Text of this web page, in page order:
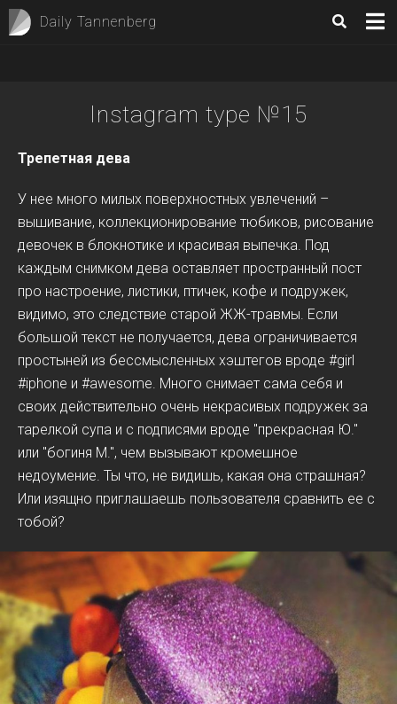
Daily Tannenberg
Instagram type №15
Трепетная дева
У нее много милых поверхностных увлечений –
вышивание, коллекционирование тюбиков, рисование
девочек в блокнотике и красивая выпечка. Под
каждым снимком дева оставляет пространный пост
про настроение, листики, птичек, кофе и подружек,
видимо, это следствие старой ЖЖ-травмы. Если
большой текст не получается, дева ограничивается
простыней из бессмысленных хэштегов вроде #girl
#iphone и #awesome. Много снимает сама себя и
своих действительно очень некрасивых подружек за
тарелкой супа и с подписями вроде "прекрасная Ю."
или "богиня М.", чем вызывают кромешное
недоумение. Ты что, не видишь, какая она страшная?
Или изящно приглашаешь пользователя сравнить ее с
тобой?